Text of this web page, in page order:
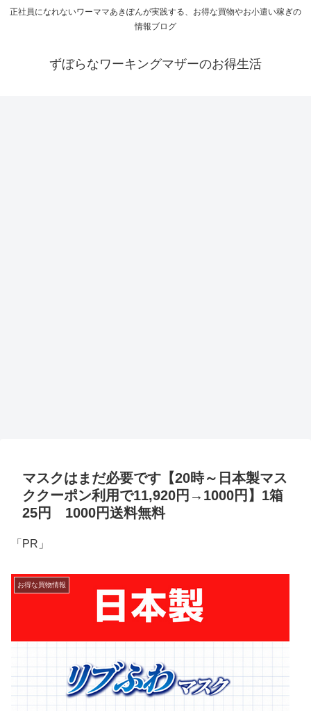
正社員になれないワーママあきぽんが実践する、お得な買物やお小遣い稼ぎの
情報ブログ
ずぼらなワーキングマザーのお得生活
マスクはまだ必要です【20時～日本製マス
ククーポン利用で11,920円→1000円】1箱
25円 1000円送料無料
「PR」
お得な買物情報